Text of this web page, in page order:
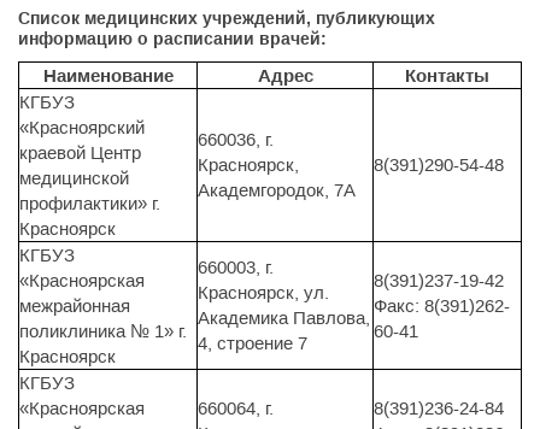
Список медицинских учреждений, публикующих
информацию о расписании врачей:
Наименование Адрес
Контакты
КГБУЗ
«Красноярский
краевой Центр
медицинской
профилактики» г.
Красноярск
660036, г.
Красноярск,
Академгородок, 7А
8(391)290-54-48
КГБУЗ
«Красноярская
межрайонная
поликлиника № 1» г.
Красноярск
660003, г.
Красноярск, ул.
Академика Павлова,
4, строение 7
8(391)237-19-42
Факс: 8(391)262-
60-41
КГБУЗ
«Красноярская
660064, г.
8(391)236-24-84